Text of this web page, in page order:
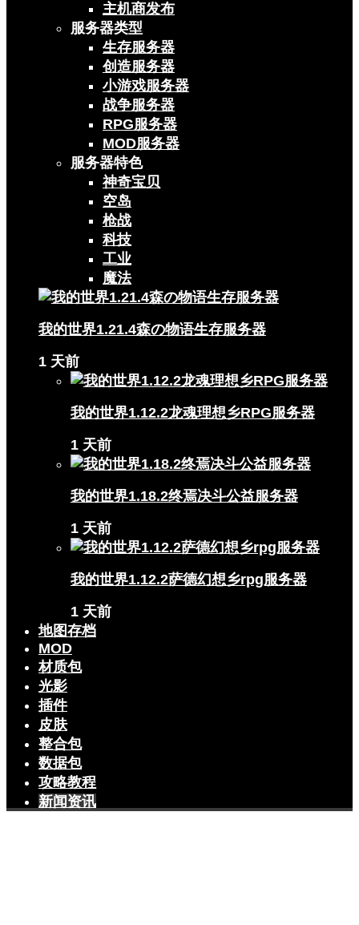
主机商发布
服务器类型
生存服务器
创造服务器
小游戏服务器
战争服务器
RPG服务器
MOD服务器
服务器特色
神奇宝贝
空岛
枪战
科技
工业
魔法
我的世界1.21.4森の物语生存服务器
1 天前
我的世界1.12.2龙魂理想乡RPG服务器
1 天前
我的世界1.18.2终焉决斗公益服务器
1 天前
我的世界1.12.2萨德幻想乡rpg服务器
1 天前
地图存档
MOD
材质包
光影
插件
皮肤
整合包
数据包
攻略教程
新闻资讯